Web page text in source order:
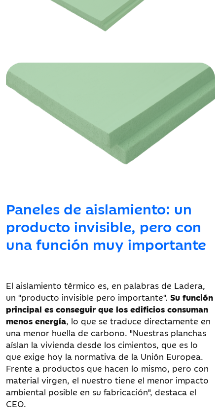
Paneles de aislamiento: un
producto invisible, pero con
una función muy importante
El aislamiento térmico es, en palabras de Ladera,
un "producto invisible pero importante". Su función
principal es conseguir que los edificios consuman
menos energía, lo que se traduce directamente en
una menor huella de carbono. "Nuestras planchas
aíslan la vivienda desde los cimientos, que es lo
que exige hoy la normativa de la Unión Europea.
Frente a productos que hacen lo mismo, pero con
material virgen, el nuestro tiene el menor impacto
ambiental posible en su fabricación", destaca el
CEO.